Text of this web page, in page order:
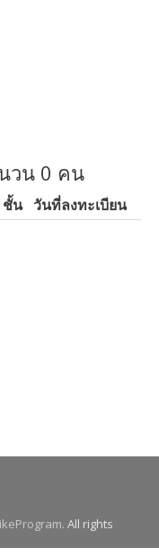
น 0 คน
ชั้น วันที่ลงทะเบียน
All rights